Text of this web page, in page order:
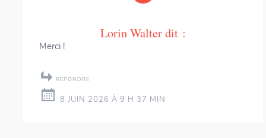
Lorin Walterdit :
Merci !
RÉPONDRE
8 JUIN 2026 À 9 H 37 MIN